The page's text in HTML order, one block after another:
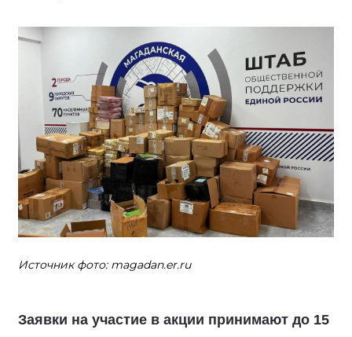
Источник фото: magadan.er.ru
Заявки на участие в акции принимают до 15